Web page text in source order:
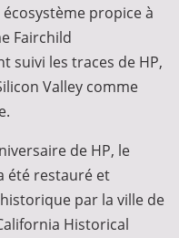
propice à
Fairchild
suivi les traces de HP,
Valley comme
de HP, le
été restauré et
par la ville de
Historical